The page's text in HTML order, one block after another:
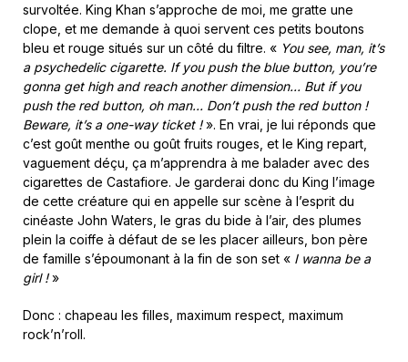
survoltée. King Khan s’approche de moi, me gratte une
clope, et me demande à quoi servent ces petits boutons
bleu et rouge situés sur un côté du filtre. « You see, man, it’s
a psychedelic cigarette. If you push the blue button, you’re
gonna get high and reach another dimension… But if you
push the red button, oh man… Don’t push the red button !
Beware, it’s a one-way ticket !». En vrai, je lui réponds que
c’est goût menthe ou goût fruits rouges, et le King repart,
vaguement déçu, ça m’apprendra à me balader avec des
cigarettes de Castafiore. Je garderai donc du King l’image
de cette créature qui en appelle sur scène à l’esprit du
cinéaste John Waters, le gras du bide à l’air, des plumes
plein la coiffe à défaut de se les placer ailleurs, bon père
de famille s’époumonant à la fin de son set « I wanna be a
girl !»
Donc : chapeau les filles, maximum respect, maximum
rock’n’roll.